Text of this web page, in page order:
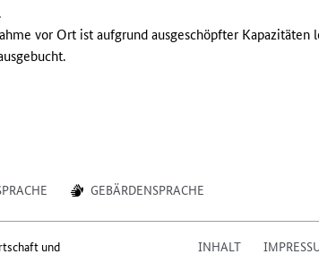
vor Ort ist aufgrund ausgeschöpfter
GEBÄRDENSPRACHE
INHALT
und